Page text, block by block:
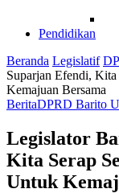
Pendidikan
Beranda Legislatif
Suparjan Efendi,
Kemajuan Bersama
BeritaDPRD Barito
Legislator
Kita Serap
Untuk